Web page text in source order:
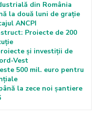
din România
la două luni de grație
ANCPI
Proiecte de 200
și investiții de
Vest
500 mil. euro pentru
la zece noi șantiere